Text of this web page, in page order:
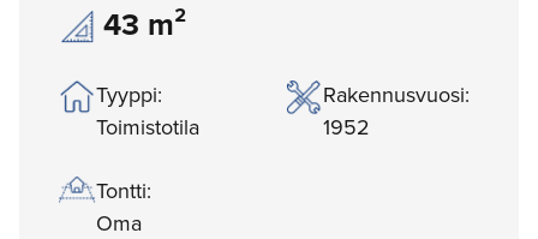
43 m²
Tyyppi:
Toimistotila
Rakennusvuosi:
1952
Tontti:
Oma